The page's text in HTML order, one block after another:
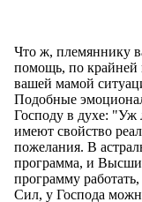
Что ж, племяннику
помощь, по крайней
вашей мамой
Подобные
Господу в духе: "Уж
имеют свойство
пожелания. В
программа, и
программу
Сил, у Господа